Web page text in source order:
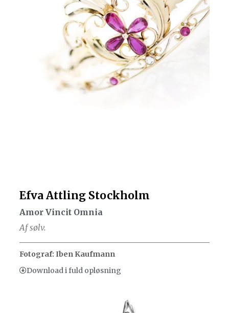
Efva Attling Stockholm
Amor Vincit Omnia
Af sølv.
Fotograf: Iben Kaufmann
Download i fuld opløsning